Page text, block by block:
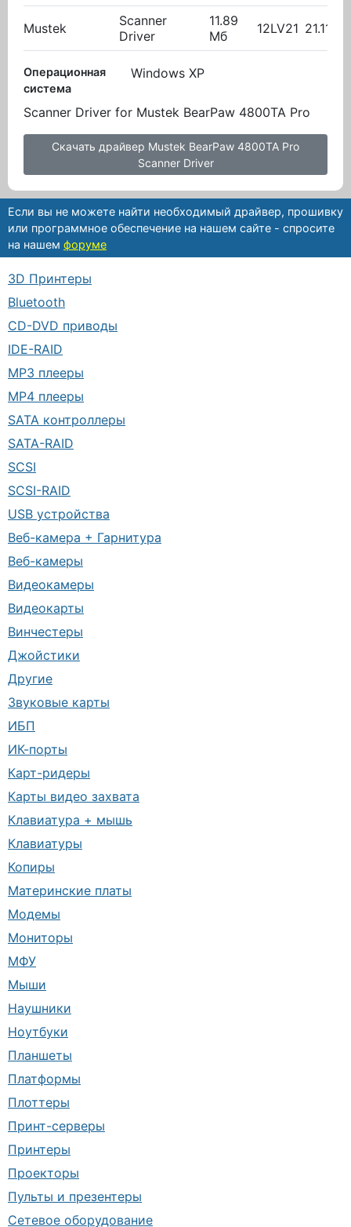
Mustek
Scanner
Driver
11.89
Мб
12LV21
Операционная
система
Windows XP
Scanner Driver for Mustek BearPaw 4800TA Pro
Скачать драйвер Mustek BearPaw 4800TA Pro
Scanner Driver
Если вы не можете найти необходимый драйвер, прошивку
или программное обеспечение на нашем сайте - спросите
на нашем форуме
3D Принтеры
Bluetooth
CD-DVD приводы
IDE-RAID
MP3 плееры
MP4 плееры
SATA контроллеры
SATA-RAID
SCSI
SCSI-RAID
USB устройства
Веб-камера + Гарнитура
Веб-камеры
Видеокамеры
Видеокарты
Винчестеры
Джойстики
Другие
Звуковые карты
ИБП
ИК-порты
Карт-ридеры
Карты видео захвата
Клавиатура + мышь
Клавиатуры
Копиры
Материнские платы
Модемы
Мониторы
МФУ
Мыши
Наушники
Ноутбуки
Планшеты
Платформы
Плоттеры
Принт-серверы
Принтеры
Проекторы
Пульты и презентеры
Сетевое оборудование